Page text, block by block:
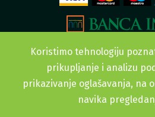
Koristimo tehnologiju
prikupljanje i analizu
prikazivanje oglašavanja, na
navika